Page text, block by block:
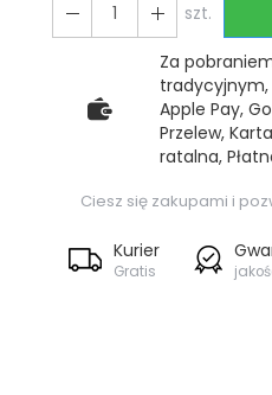
szt.
Za
tradycyjnym,
Apple Pay,
Przelew,
ratalna,
Ciesz się zakupami i
Kurier
Gratis